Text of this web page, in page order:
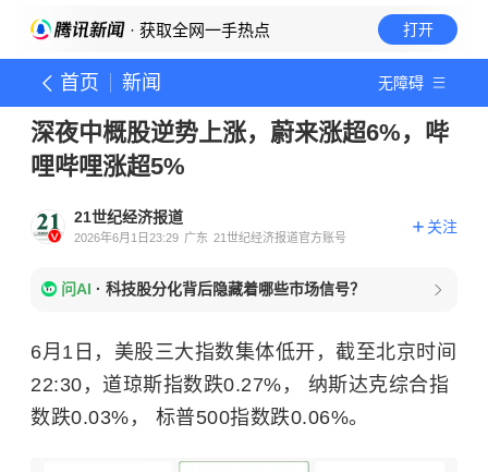
· 获取全网一手热点 打开
首页 新闻 无障碍
深夜中概股逆势上涨，蔚来涨超6%，哔
哩哔哩涨超5%
21世纪经济报道
2026年6月1日23:29 广东 21世纪经济报道官方账号
关注
问AI · 科技股分化背后隐藏着哪些市场信号？
6月1日，美股三大指数集体低开，截至北京时间
22:30，道琼斯指数跌0.27%， 纳斯达克综合指
数跌0.03%， 标普500指数跌0.06%。